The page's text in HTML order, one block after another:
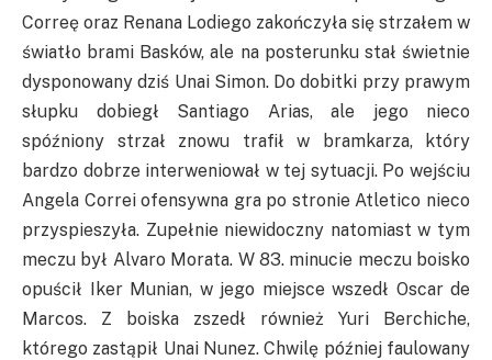
Correę oraz Renana Lodiego zakończyła się strzałem w
światło brami Basków, ale na posterunku stał świetnie
dysponowany dziś UnaiSimon. Do dobitki przy prawym
słupku dobiegł Santiago Arias, ale jego nieco
spóźniony strzał znowu trafił w bramkarza, który
bardzo dobrze interweniował w tej sytuacji. Po wejściu
Angela Correiofensywna gra po stronie Atletico nieco
przyspieszyła. Zupełnie niewidoczny natomiast w tym
meczu był Alvaro Morata. W 83. minucie meczu boisko
opuścił Iker Munian, w jego miejsce wszedł Oscar de
Marcos. Z boiska zszedł również Yuri Berchiche,
którego zastąpił Unai Nunez. Chwilę później faulowany